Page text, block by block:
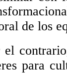
de los
el
para